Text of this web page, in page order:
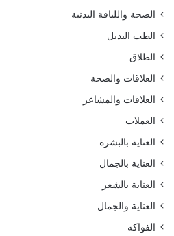
الصحة واللياقة البدنية
الطب البديل
الطلاق
العلاقات والصحة
العلاقات والمشاعر
العملات
العناية بالبشرة
العناية بالجمال
العناية بالشعر
العناية والجمال
الفواكه